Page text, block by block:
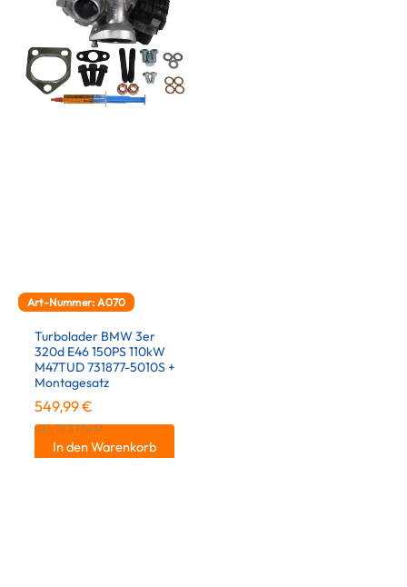
Art-Nummer: A070
Turbolader BMW 3er
320d E46 150PS 110kW
M47TUD 731877-5010S +
Montagesatz
549,99€
inkl. 19 % MwSt.
In den Warenkorb